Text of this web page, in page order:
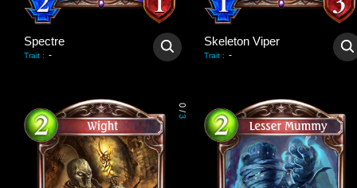
Spectre
Trait : -
Skeleton Viper
Trait : -
0
/
3